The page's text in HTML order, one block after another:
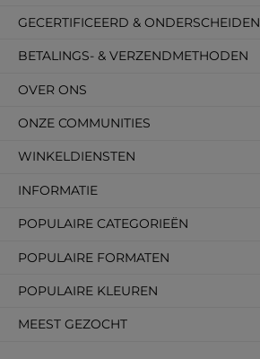
WINKELDIENSTEN
INFORMATIE
POPULAIRE CATEGORIEËN
POPULAIRE FORMATEN
POPULAIRE KLEUREN
MEEST GEZOCHT
BETALINGS- & VERZENDMETHODEN
OVER ONS
GECERTIFICEERD & ONDERSCHEIDEN
ONZE COMMUNITIES